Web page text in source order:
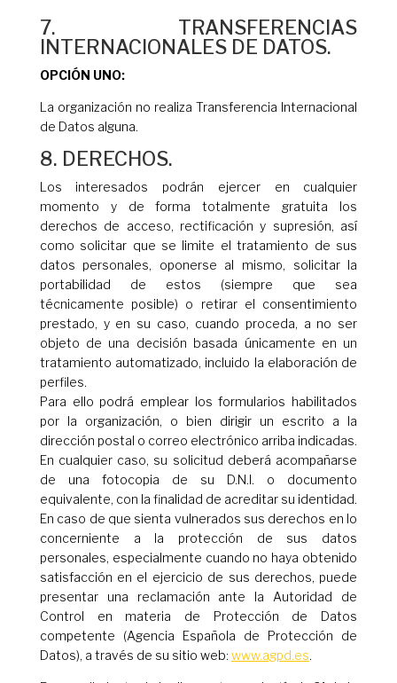
7. TRANSFERENCIAS
INTERNACIONALES DE DATOS.
OPCIÓN UNO:
La organización no realiza Transferencia Internacional
de Datos alguna.
8. DERECHOS.
Los interesados podrán ejercer en cualquier
momento y de forma totalmente gratuita los
derechos de acceso, rectificación y supresión, así
como solicitar que se limite el tratamiento de sus
datos personales, oponerse al mismo, solicitar la
portabilidad de estos (siempre que sea
técnicamente posible) o retirar el consentimiento
prestado, y en su caso, cuando proceda, a no ser
objeto de una decisión basada únicamente en un
tratamiento automatizado, incluido la elaboración de
perfiles.
Para ello podrá emplear los formularios habilitados
por la organización, o bien dirigir un escrito a la
dirección postal o correo electrónico arriba indicadas.
En cualquier caso, su solicitud deberá acompañarse
de una fotocopia de su D.N.I. o documento
equivalente, con la finalidad de acreditar su identidad.
En caso de que sienta vulnerados sus derechos en lo
concerniente a la protección de sus datos
personales, especialmente cuando no haya obtenido
satisfacción en el ejercicio de sus derechos, puede
presentar una reclamación ante la Autoridad de
Control en materia de Protección de Datos
competente (Agencia Española de Protección de
Datos), a través de su sitio web: www.agpd.es.